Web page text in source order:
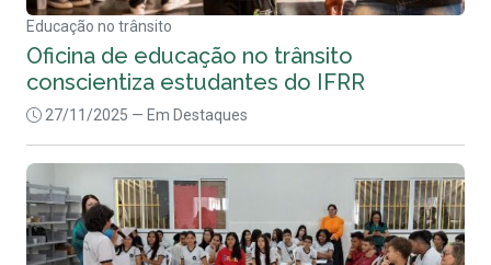
Educação no trânsito
Oficina de educação no trânsito
conscientiza estudantes do IFRR
27/11/2025 — Em Destaques